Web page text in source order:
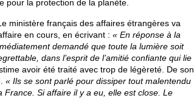
pour la protection de la planète.
ministère français des affaires étrangères va
en cours, en écrivant : « En réponse à la
demandé que toute la lumière soit
dans l’esprit de l’amitié confiante qui lie
avoir été traité avec trop de légèreté. De son
« Ils se sont parlé pour dissiper tout malentendu
France. Si affaire il y a eu, elle est close. Le